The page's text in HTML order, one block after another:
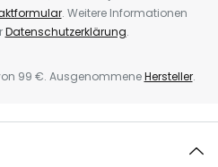
. Weitere Informationen
Datenschutzerklärung.
99 €. AusgenommeneHersteller.